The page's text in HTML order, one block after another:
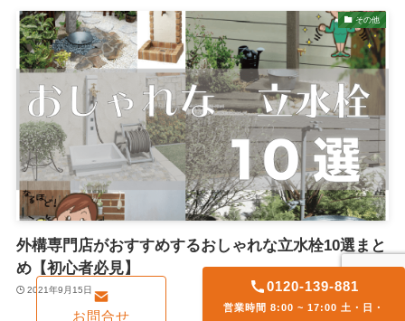
その他
外構専門店がおすすめするおしゃれな立水栓10選まと
め【初心者必見】
2021年9月15日
お問合せ
0120-139-881
営業時間 8:00 ~ 17:00 土・日・